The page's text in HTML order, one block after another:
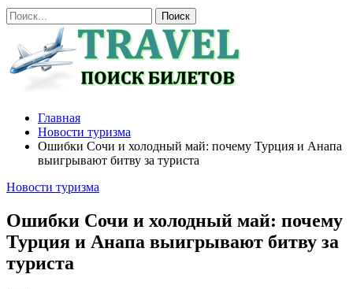
Главная
Новости туризма
Ошибки Сочи и холодный май: почему Турция и Анапа
выигрывают битву за туриста
Новости туризма
Ошибки Сочи и холодный май: почему
Турция и Анапа выигрывают битву за
туриста